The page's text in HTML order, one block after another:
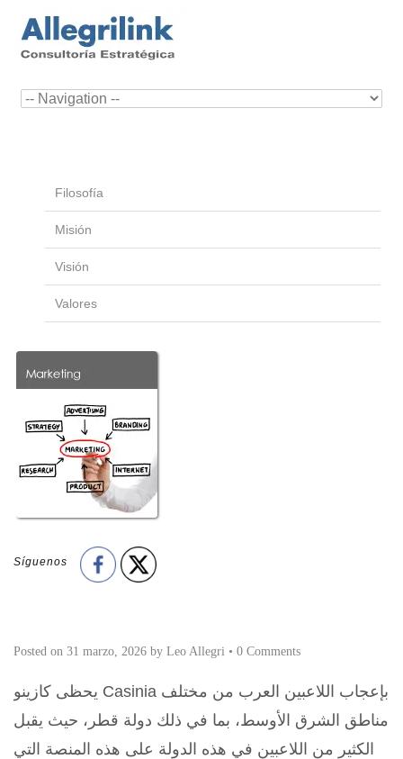
Filosofía
Misión
Visión
Valores
Síguenos
Posted on 31 marzo, 2026 by Leo Allegri • 0 Comments
يحظى كازينو Casinia بإعجاب اللاعبين العرب من مختلف
مناطق الشرق الأوسط، بما في ذلك دولة قطر، حيث يقبل
الكثير من اللاعبين في هذه الدولة على هذه المنصة التي